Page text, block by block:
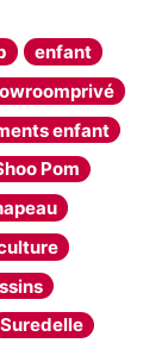
enfant
enfant
Pom
Suredelle